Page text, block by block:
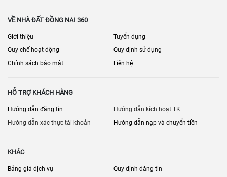
VỀ NHÀ ĐẤT ĐỒNG NAI 360
Giới thiệu
Tuyển dụng
Quy chế hoạt động
Quy định sử dụng
Chính sách bảo mật
Liên hệ
HỖ TRỢ KHÁCH HÀNG
Hướng dẫn đăng tin
Hướng dẫn kích hoạt TK
Hướng dẫn xác thực tài khoản
Hướng dẫn nạp và chuyển tiền
KHÁC
Bảng giá dịch vụ
Quy định đăng tin